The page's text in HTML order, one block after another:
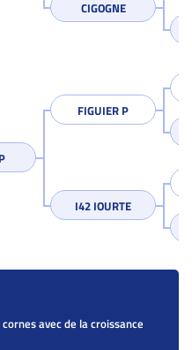
CIGOGNE
FIGUIER P
I42 IOURTE
avec de la croissance